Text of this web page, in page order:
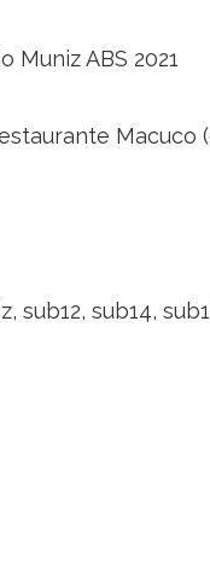
Muniz ABS 2021
sub14,